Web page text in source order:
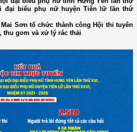
đại biểu phụ nữ huyện Tiên lữ lần thứ
Sơn tổ chức thành công Hội thi tuyên
thu gom và xử lý rác thải